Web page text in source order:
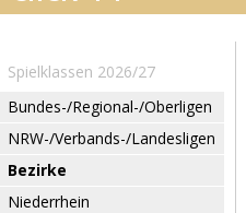
Spielklassen 2026/27
Bundes-/Regional-/Oberligen
NRW-/Verbands-/Landesligen
Bezirke
Niederrhein